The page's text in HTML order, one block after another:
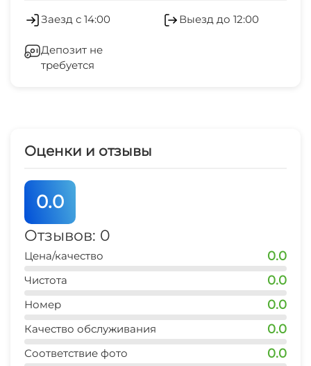
Есть трансфер
Русская баня
Гладильные принадлежности
Заезд с 14:00 Выезд до 12:00
Депозит не
требуется
Оценки и отзывы
0.0
Отзывов: 0
Цена/качество 0.0
Чистота 0.0
Номер 0.0
Качество обслуживания 0.0
Соответствие фото 0.0